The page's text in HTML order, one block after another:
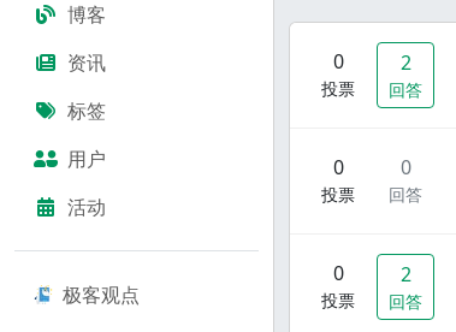
博客
资讯
标签
用户
活动
极客观点
0
投票
2
回答
0
投票
0
回答
0
投票
2
回答